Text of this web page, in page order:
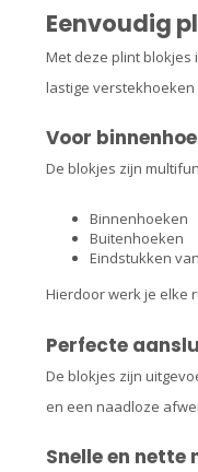
Eenvoudig
Met deze plint blokjes
lastige
Voor
De blokjes zijn
Binnenhoeken
Buitenhoeken
Eindstukken
Hierdoor werk je elke
Perfecte
De blokjes zijn
en een naadloze
Snelle en nette